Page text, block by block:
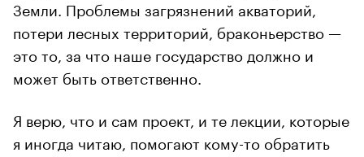
Земли. Проблемы загрязнений акваторий,
потери лесных территорий, браконьерство —
это то, за что наше государство должно и
может быть ответственно.
Я верю, что и сам проект, и те лекции, которые
я иногда читаю, помогают кому-то обратить